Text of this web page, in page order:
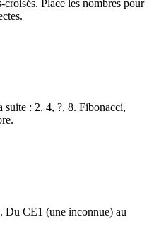
Place les nombres pour
suite : 2, 4, ?, 8. Fibonacci,
Du CE1 (une inconnue) au